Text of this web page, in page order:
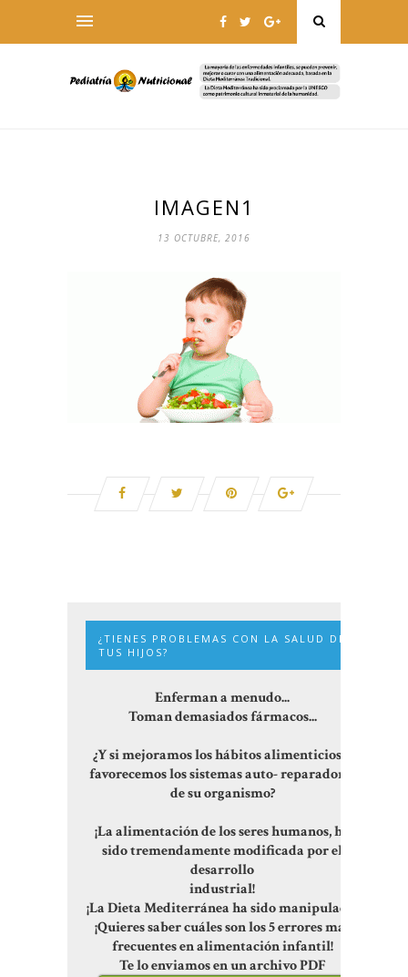
IMAGEN1
13 OCTUBRE, 2016
¿TIENES PROBLEMAS CON LA SALUD DE
TUS HIJOS?
Enferman a menudo...
Toman demasiados fármacos...
¿Y si mejoramos los hábitos alimenticios y
favorecemos los sistemas auto- reparadores
de su organismo?
¡La alimentación de los seres humanos, ha
sido tremendamente modificada por el
desarrollo
industrial!
¡La Dieta Mediterránea ha sido manipulada!
¡Quieres saber cuáles son los 5 errores más
frecuentes en alimentación infantil!
Te lo enviamos en un archivo PDF